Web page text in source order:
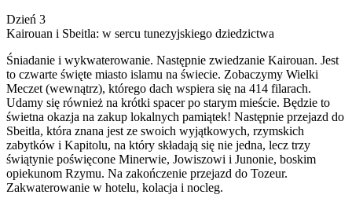
Dzień 3
Kairouan i Sbeitla: w sercu tunezyjskiego dziedzictwa
Śniadanie i wykwaterowanie. Następnie zwiedzanie Kairouan. Jest
to czwarte święte miasto islamu na świecie. Zobaczymy Wielki
Meczet (wewnątrz), którego dach wspiera się na 414 filarach.
Udamy się również na krótki spacer po starym mieście. Będzie to
świetna okazja na zakup lokalnych pamiątek! Następnie przejazd do
Sbeitla, która znana jest ze swoich wyjątkowych, rzymskich
zabytków i Kapitolu, na który składają się nie jedna, lecz trzy
świątynie poświęcone Minerwie, Jowiszowi i Junonie, boskim
opiekunom Rzymu. Na zakończenie przejazd do Tozeur.
Zakwaterowanie w hotelu, kolacja i nocleg.